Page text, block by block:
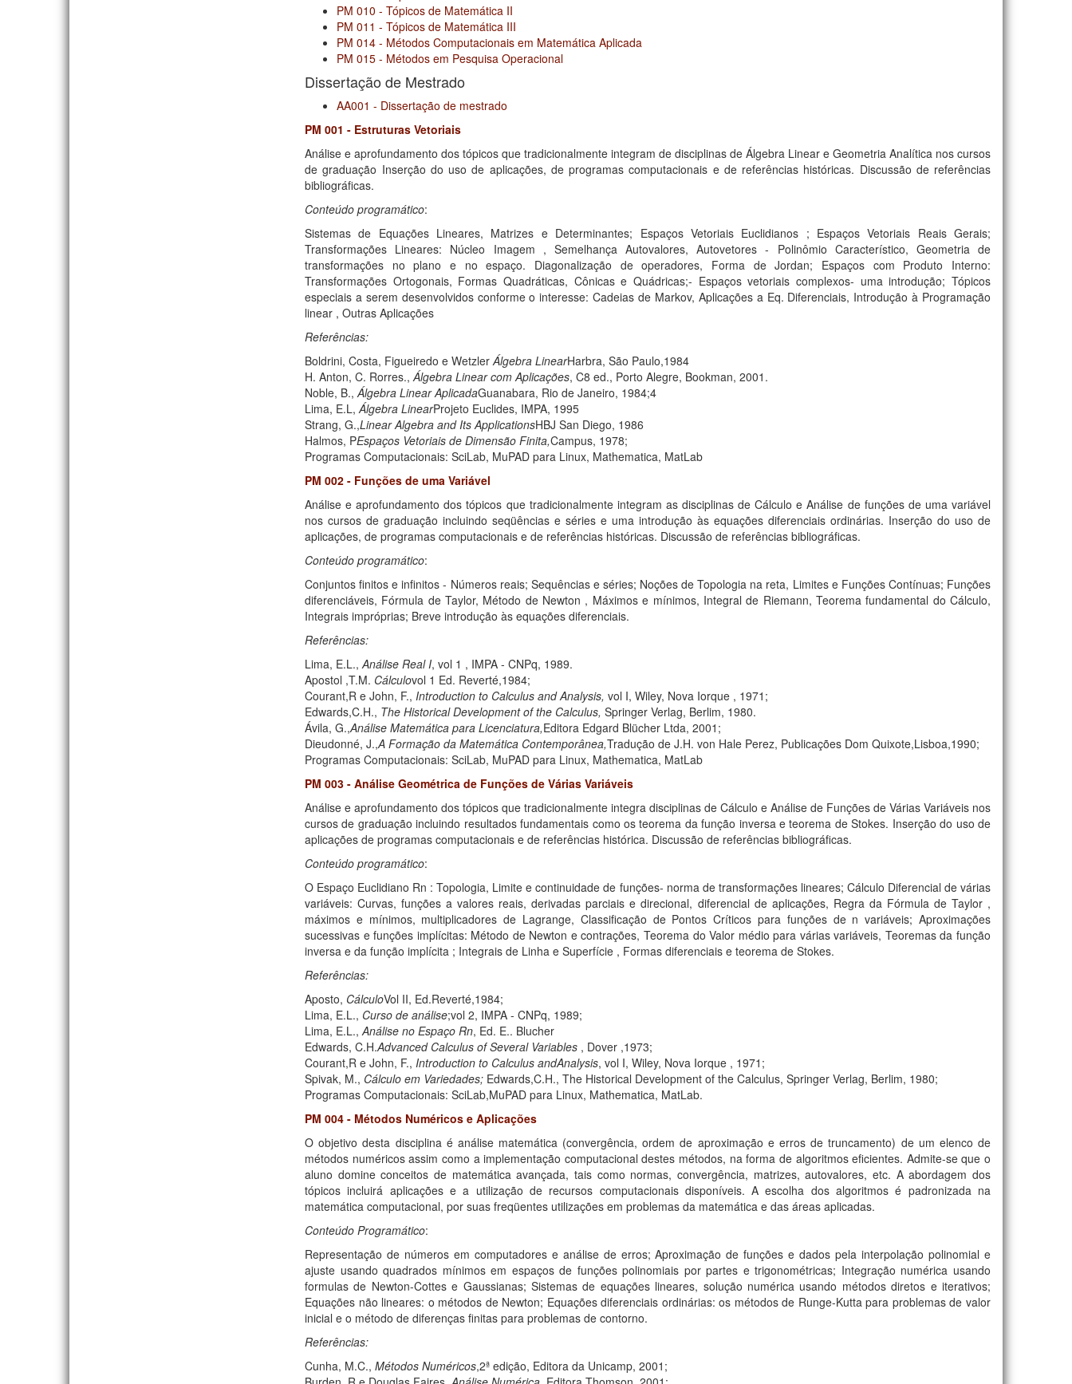
PM 010 - Tópicos de Matemática II
PM 011 - Tópicos de Matemática III
PM 014 - Métodos Computacionais em Matemática Aplicada
PM 015 - Métodos em Pesquisa Operacional
Dissertação de Mestrado
AA001 - Dissertação de mestrado
PM 001 - Estruturas Vetoriais
Análise e aprofundamento dos tópicos que tradicionalmente integram de disciplinas de Álgebra Linear e Geometria Analítica nos cursos
de graduação Inserção do uso de aplicações, de programas computacionais e de referências históricas. Discussão de referências
bibliográficas.
Conteúdo programático:
Sistemas de Equações Lineares, Matrizes e Determinantes; Espaços Vetoriais Euclidianos ; Espaços Vetoriais Reais Gerais;
Transformações Lineares: Núcleo Imagem , Semelhança Autovalores, Autovetores - Polinômio Característico, Geometria de
transformações no plano e no espaço. Diagonalização de operadores, Forma de Jordan; Espaços com Produto Interno:
Transformações Ortogonais, Formas Quadráticas, Cônicas e Quádricas;- Espaços vetoriais complexos- uma introdução; Tópicos
especiais a serem desenvolvidos conforme o interesse: Cadeias de Markov, Aplicações a Eq. Diferenciais, Introdução à Programação
linear , Outras Aplicações
Referências:
Boldrini, Costa, Figueiredo e Wetzler Álgebra LinearHarbra, São Paulo,1984
H. Anton, C. Rorres., Álgebra Linear com Aplicações, C8 ed., Porto Alegre, Bookman, 2001.
Noble, B., Álgebra Linear AplicadaGuanabara, Rio de Janeiro, 1984;4
Lima, E.L, Álgebra LinearProjeto Euclides, IMPA, 1995
Strang, G.,Linear Algebra and Its ApplicationsHBJ San Diego, 1986
Halmos, PEspaços Vetoriais de Dimensão Finita,Campus, 1978;
Programas Computacionais: SciLab, MuPAD para Linux, Mathematica, MatLab
PM 002 - Funções de uma Variável
Análise e aprofundamento dos tópicos que tradicionalmente integram as disciplinas de Cálculo e Análise de funções de uma variável
nos cursos de graduação incluindo seqüências e séries e uma introdução às equações diferenciais ordinárias. Inserção do uso de
aplicações, de programas computacionais e de referências históricas. Discussão de referências bibliográficas.
Conteúdo programático:
Conjuntos finitos e infinitos - Números reais; Sequências e séries; Noções de Topologia na reta, Limites e Funções Contínuas; Funções
diferenciáveis, Fórmula de Taylor, Método de Newton , Máximos e mínimos, Integral de Riemann, Teorema fundamental do Cálculo,
Integrais impróprias; Breve introdução às equações diferenciais.
Referências:
Lima, E.L., Análise Real I, vol 1 , IMPA - CNPq, 1989.
Apostol ,T.M. Cálculovol 1 Ed. Reverté,1984;
Courant,R e John, F., Introduction to Calculus and Analysis, vol I, Wiley, Nova Iorque , 1971;
Edwards,C.H., The Historical Development of the Calculus, Springer Verlag, Berlim, 1980.
Ávila, G.,Análise Matemática para Licenciatura,Editora Edgard Blücher Ltda, 2001;
Dieudonné, J.,A Formação da Matemática Contemporânea,Tradução de J.H. von Hale Perez, Publicações Dom Quixote,Lisboa,1990;
Programas Computacionais: SciLab, MuPAD para Linux, Mathematica, MatLab
PM 003 - Análise Geométrica de Funções de Várias Variáveis
Análise e aprofundamento dos tópicos que tradicionalmente integra disciplinas de Cálculo e Análise de Funções de Várias Variáveis nos
cursos de graduação incluindo resultados fundamentais como os teorema da função inversa e teorema de Stokes. Inserção do uso de
aplicações de programas computacionais e de referências histórica. Discussão de referências bibliográficas.
Conteúdo programático:
O Espaço Euclidiano Rn : Topologia, Limite e continuidade de funções- norma de transformações lineares; Cálculo Diferencial de várias
variáveis: Curvas, funções a valores reais, derivadas parciais e direcional, diferencial de aplicações, Regra da Fórmula de Taylor ,
máximos e mínimos, multiplicadores de Lagrange, Classificação de Pontos Críticos para funções de n variáveis; Aproximações
sucessivas e funções implícitas: Método de Newton e contrações, Teorema do Valor médio para várias variáveis, Teoremas da função
inversa e da função implícita ; Integrais de Linha e Superfície , Formas diferenciais e teorema de Stokes.
Referências:
Aposto, CálculoVol II, Ed.Reverté,1984;
Lima, E.L., Curso de análise;vol 2, IMPA - CNPq, 1989;
Lima, E.L., Análise no Espaço Rn, Ed. E.. Blucher
Edwards, C.H.Advanced Calculus of Several Variables , Dover ,1973;
Courant,R e John, F., Introduction to Calculus andAnalysis, vol I, Wiley, Nova Iorque , 1971;
Spivak, M., Cálculo em Variedades; Edwards,C.H., The Historical Development of the Calculus, Springer Verlag, Berlim, 1980;
Programas Computacionais: SciLab,MuPAD para Linux, Mathematica, MatLab.
PM 004 - Métodos Numéricos e Aplicações
O objetivo desta disciplina é análise matemática (convergência, ordem de aproximação e erros de truncamento) de um elenco de
métodos numéricos assim como a implementação computacional destes métodos, na forma de algoritmos eficientes. Admite-se que o
aluno domine conceitos de matemática avançada, tais como normas, convergência, matrizes, autovalores, etc. A abordagem dos
tópicos incluirá aplicações e a utilização de recursos computacionais disponíveis. A escolha dos algoritmos é padronizada na
matemática computacional, por suas freqüentes utilizações em problemas da matemática e das áreas aplicadas.
Conteúdo Programático:
Representação de números em computadores e análise de erros; Aproximação de funções e dados pela interpolação polinomial e
ajuste usando quadrados mínimos em espaços de funções polinomiais por partes e trigonométricas; Integração numérica usando
formulas de Newton-Cottes e Gaussianas; Sistemas de equações lineares, solução numérica usando métodos diretos e iterativos;
Equações não lineares: o métodos de Newton; Equações diferenciais ordinárias: os métodos de Runge-Kutta para problemas de valor
inicial e o método de diferenças finitas para problemas de contorno.
Referências:
Cunha, M.C., Métodos Numéricos,2ª edição, Editora da Unicamp, 2001;